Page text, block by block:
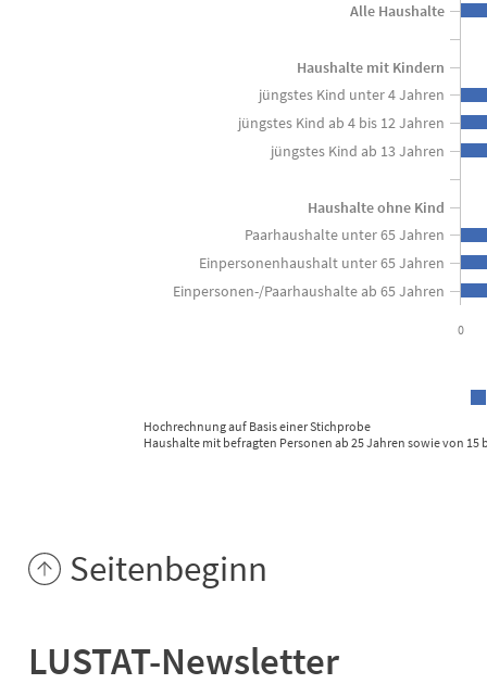
The chart has 1 Y axis displaying in Prozent der Haushalte.
Hochrechnung auf Basis einer Stichprobe
Haushalte mit befragten Personen ab 25 Jahren sowie von
0
Einpersonen-/Paarhaushalte ab 65 Jahren
Einpersonenhaushalt unter 65 Jahren
Paarhaushalte unter 65 Jahren
Haushalte ohne Kind
jüngstes Kind ab 13 Jahren
jüngstes Kind ab 4 bis 12 Jahren
jüngstes Kind unter 4 Jahren
Haushalte mit Kindern
Alle Haushalte
Seitenbeginn
LUSTAT-Newsletter